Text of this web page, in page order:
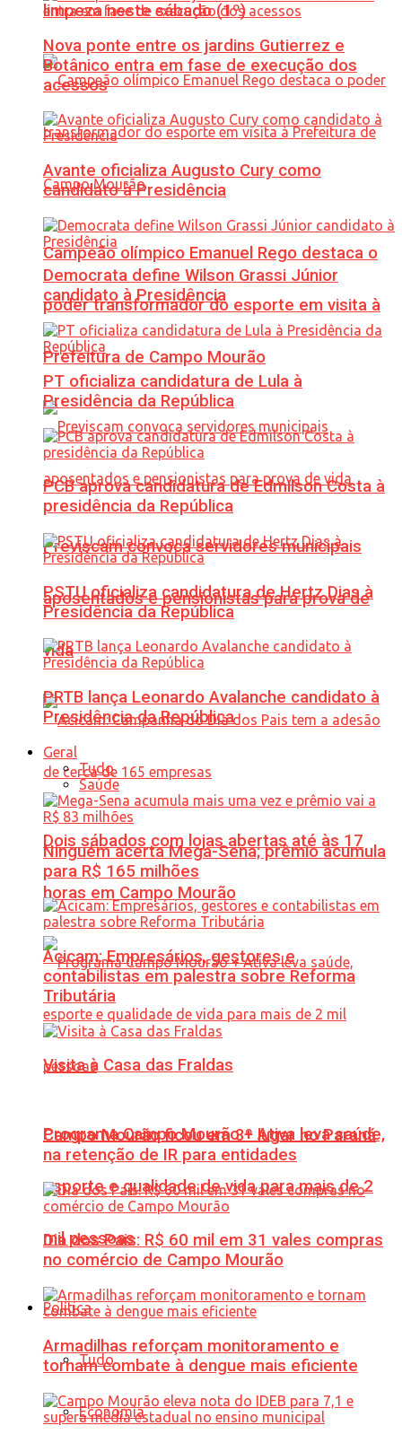
limpeza neste sábado (1º)
Campeão olímpico Emanuel Rego destaca o
poder transformador do esporte em visita à
Prefeitura de Campo Mourão
Previscam convoca servidores municipais
aposentados e pensionistas para prova de
vida
Dois sábados com lojas abertas até às 17
horas em Campo Mourão
Programa Campo Mourão + Ativa leva saúde,
esporte e qualidade de vida para mais de 2
mil pessoas
Política
Tudo
Economia
Nova ponte entre os jardins Gutierrez e
Botânico entra em fase de execução dos
acessos
Avante oficializa Augusto Cury como
candidato à Presidência
Democrata define Wilson Grassi Júnior
candidato à Presidência
PT oficializa candidatura de Lula à
Presidência da República
PCB aprova candidatura de Edmilson Costa à
presidência da República
PSTU oficializa candidatura de Hertz Dias à
Presidência da República
PRTB lança Leonardo Avalanche candidato à
Presidência da República
Geral
Tudo
Saúde
Ninguém acerta Mega-Sena; prêmio acumula
para R$ 165 milhões
Acicam: Empresários, gestores e
contabilistas em palestra sobre Reforma
Tributária
Visita à Casa das Fraldas
Campo Mourão ficou em 3º lugar no Paraná
na retenção de IR para entidades
Dia dos Pais: R$ 60 mil em 31 vales compras
no comércio de Campo Mourão
Armadilhas reforçam monitoramento e
tornam combate à dengue mais eficiente